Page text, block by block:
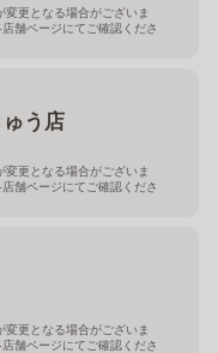
更となる場合がございま
舗ページにてご確認くださ
う店
更となる場合がございま
舗ページにてご確認くださ
更となる場合がございま
舗ページにてご確認くださ